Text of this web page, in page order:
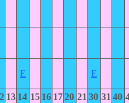
E E
13 14 15 16 1720 21 30 31 40